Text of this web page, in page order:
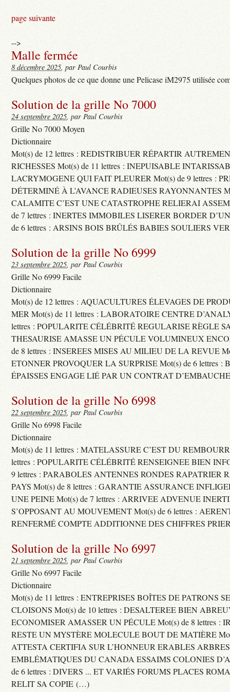
page suivante
-->
Malle fermée
8 décembre 2025, par Paul Courbis
Quelques photos de ce que donne une Pelicase iM2975 utilisée
Solution de la grille No 7000
24 septembre 2025, par Paul Courbis
Grille No 7000 Moyen
Dictionnaire
Mot(s) de 12 lettres : REDISTRIBUER RÉPARTIR
RICHESSES Mot(s) de 11 lettres : INEPUISABLE
LACRYMOGENE QUI FAIT PLEURER Mot(s) de 9 lettres :
DÉTERMINÉ À L’AVANCE RADIEUSES RAYONNANTES
CALAMITE C’EST UNE CATASTROPHE RELIERAI
de 7 lettres : INERTES IMMOBILES LISERER BORDER
de 6 lettres : ARSINS BOIS BRÛLÉS BABIES SOULIERS
Solution de la grille No 6999
23 septembre 2025, par Paul Courbis
Grille No 6999 Facile
Dictionnaire
Mot(s) de 12 lettres : AQUACULTURES ÉLEVAGES DE
MER Mot(s) de 11 lettres : LABORATOIRE CENTRE
lettres : POPULARITE CÉLÉBRITÉ REGULARISE RÈGLE
THESAURISE AMASSE UN PÉCULE VOLUMINEUX
de 8 lettres : INSEREES MISES AU MILIEU DE LA REVUE
ETONNER PROVOQUER LA SURPRISE Mot(s) de 6 lettres :
ÉPAISSES ENGAGE LIÉ PAR UN CONTRAT
Solution de la grille No 6998
22 septembre 2025, par Paul Courbis
Grille No 6998 Facile
Dictionnaire
Mot(s) de 11 lettres : MATELASSURE C’EST DU
lettres : POPULARITE CÉLÉBRITÉ RENSEIGNEE BIEN
9 lettres : PARABOLES ANTENNES RONDES RAPATRIER
PAYS Mot(s) de 8 lettres : GARANTIE ASSURANCE
UNE PEINE Mot(s) de 7 lettres : ARRIVEE ADVENUE
S’OPPOSANT AU MOUVEMENT Mot(s) de 6 lettres :
RENFERMÉ COMPTE ADDITIONNE DES CHIFFRES
Solution de la grille No 6997
21 septembre 2025, par Paul Courbis
Grille No 6997 Facile
Dictionnaire
Mot(s) de 11 lettres : ENTREPRISES BOÎTES DE PATRONS
CLOISONS Mot(s) de 10 lettres : DESALTEREE BIEN
ECONOMISER AMASSER UN PÉCULE Mot(s) de 8 lettres :
RESTE UN MYSTÈRE MOLECULE BOUT DE MATIÈRE
ATTESTA CERTIFIA SUR L’HONNEUR ERABLES ARBRES
EMBLÉMATIQUES DU CANADA ESSAIMS COLONIES
de 6 lettres : DIVERS ... ET VARIÉS FORUMS PLACES
RELIT SA COPIE (…)